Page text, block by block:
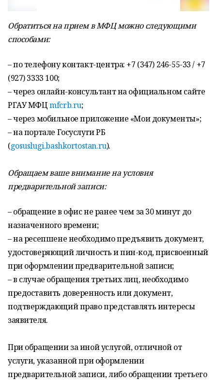
Обратиться на прием в МФЦ можно следующими
способами:
– по телефону контакт-центра: +7 (347) 246-55-33 / +7
(927) 3333 100;
– через онлайн-консультант на официальном сайте
РГАУ МФЦmfcrb.ru;
– через мобильное приложение «Мои документы»;
– на портале Госуслуги РБ
(gosuslugi.bashkortostan.ru).
Обращаем ваше внимание на условия
предварительной записи:
– обращение в офис не ранее чем за 30 минут до
назначенного времени;
– на ресепшене необходимо предъявить документ,
удостоверяющий личность и пин-код, присвоенный
при оформлении предварительной записи;
– в случае обращения третьих лиц, необходимо
предоставить доверенность или документ,
подтверждающий право представлять интересы
заявителя.
При обращении за иной услугой, отличной от
услуги, указанной при оформлении
предварительной записи, либо обращении третьего